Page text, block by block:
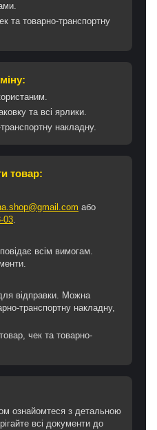
та товарно-транспортну
та всі ярлики.
накладну.
товар:
або
03.
всім вимогам.
відправки. Можна
транспортну накладну,
чек та товарно-
ознайомтеся з детальною
всі документи до